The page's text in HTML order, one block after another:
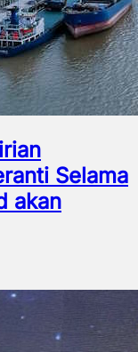
Selama
akan